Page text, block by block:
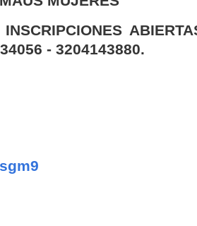
- 3204143880.